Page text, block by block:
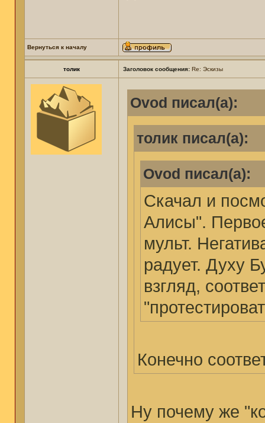
Вернуться к началу
толик Заголовок сообщения: Re: Эскизы
Ovod писал(а):
толик писал(а):
Ovod писал(а):
Скачал и
Алисы".
мульт.
радует. Духу
взгляд,
Конечно
Ну почему же